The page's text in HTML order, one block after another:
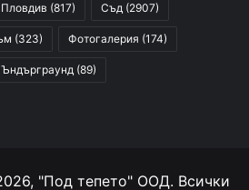
(817) Съд (2907)
(323) Фотогалерия (174)
Ъндърграунд (89)
"Под тепето" ООД. Всички